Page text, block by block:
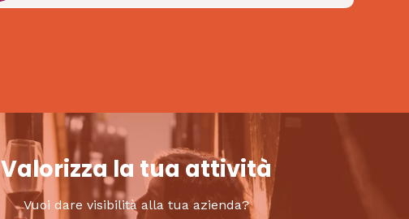
Valorizza la tua attività
Vuoi dare visibilità alla tua azienda?